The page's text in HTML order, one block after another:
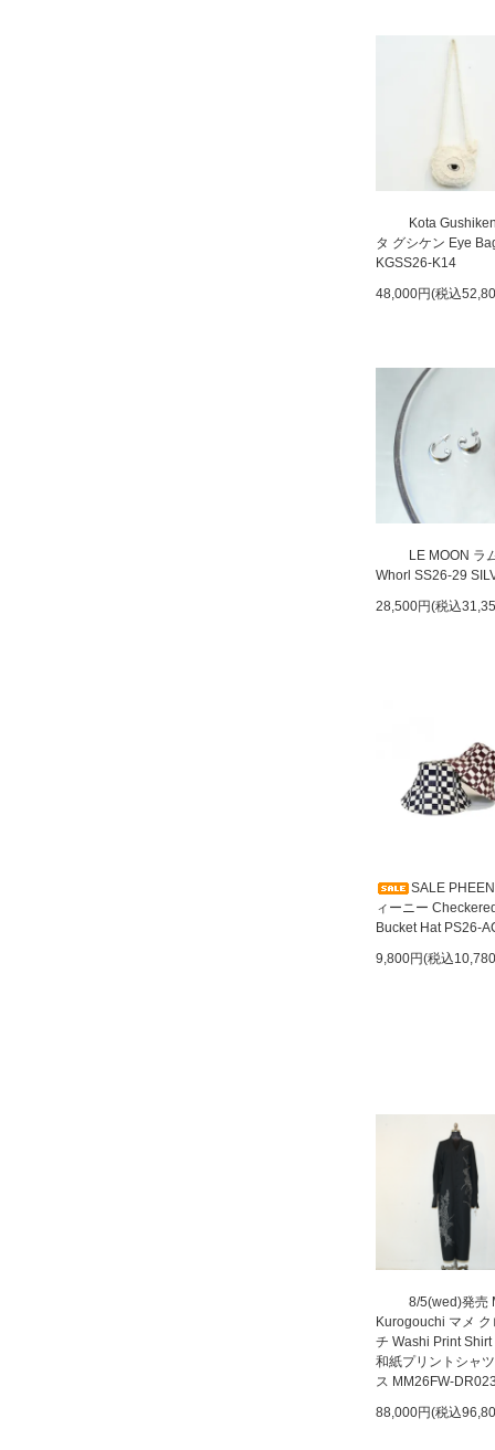
Kota
タ グシケン Eye
KGSS26-K14
48,000円(税込
LE MOON ラ
Whorl SS26-29
28,500円(税込
SALE
ィーニー
Bucket Hat PS26-
9,800円(税込
8/5(wed)発売
Kurogouchi マメ ク
チ Washi Print Shirt
和紙プリントシャ
ス MM26FW-
88,000円(税込